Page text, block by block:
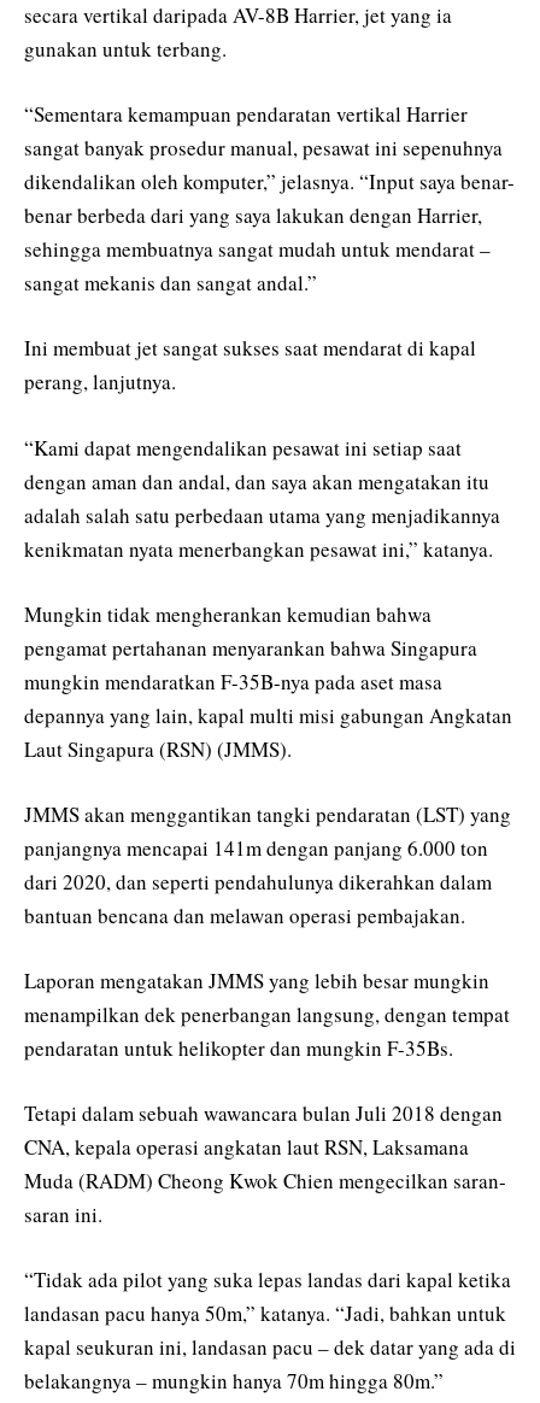
secara vertikal daripada AV-8B Harrier, jet yang ia
gunakan untuk terbang.
“Sementara kemampuan pendaratan vertikal Harrier
sangat banyak prosedur manual, pesawat ini sepenuhnya
dikendalikan oleh komputer,” jelasnya. “Input saya benar-
benar berbeda dari yang saya lakukan dengan Harrier,
sehingga membuatnya sangat mudah untuk mendarat –
sangat mekanis dan sangat andal.”
Ini membuat jet sangat sukses saat mendarat di kapal
perang, lanjutnya.
“Kami dapat mengendalikan pesawat ini setiap saat
dengan aman dan andal, dan saya akan mengatakan itu
adalah salah satu perbedaan utama yang menjadikannya
kenikmatan nyata menerbangkan pesawat ini,” katanya.
Mungkin tidak mengherankan kemudian bahwa
pengamat pertahanan menyarankan bahwa Singapura
mungkin mendaratkan F-35B-nya pada aset masa
depannya yang lain, kapal multi misi gabungan Angkatan
Laut Singapura (RSN) (JMMS).
JMMS akan menggantikan tangki pendaratan (LST) yang
panjangnya mencapai 141m dengan panjang 6.000 ton
dari 2020, dan seperti pendahulunya dikerahkan dalam
bantuan bencana dan melawan operasi pembajakan.
Laporan mengatakan JMMS yang lebih besar mungkin
menampilkan dek penerbangan langsung, dengan tempat
pendaratan untuk helikopter dan mungkin F-35Bs.
Tetapi dalam sebuah wawancara bulan Juli 2018 dengan
CNA, kepala operasi angkatan laut RSN, Laksamana
Muda (RADM) Cheong Kwok Chien mengecilkan saran-
saran ini.
“Tidak ada pilot yang suka lepas landas dari kapal ketika
landasan pacu hanya 50m,” katanya. “Jadi, bahkan untuk
kapal seukuran ini, landasan pacu – dek datar yang ada di
belakangnya – mungkin hanya 70m hingga 80m.”